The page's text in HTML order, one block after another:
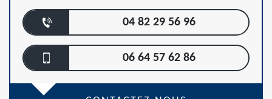
04 82 29 56 96
06 64 57 62 86